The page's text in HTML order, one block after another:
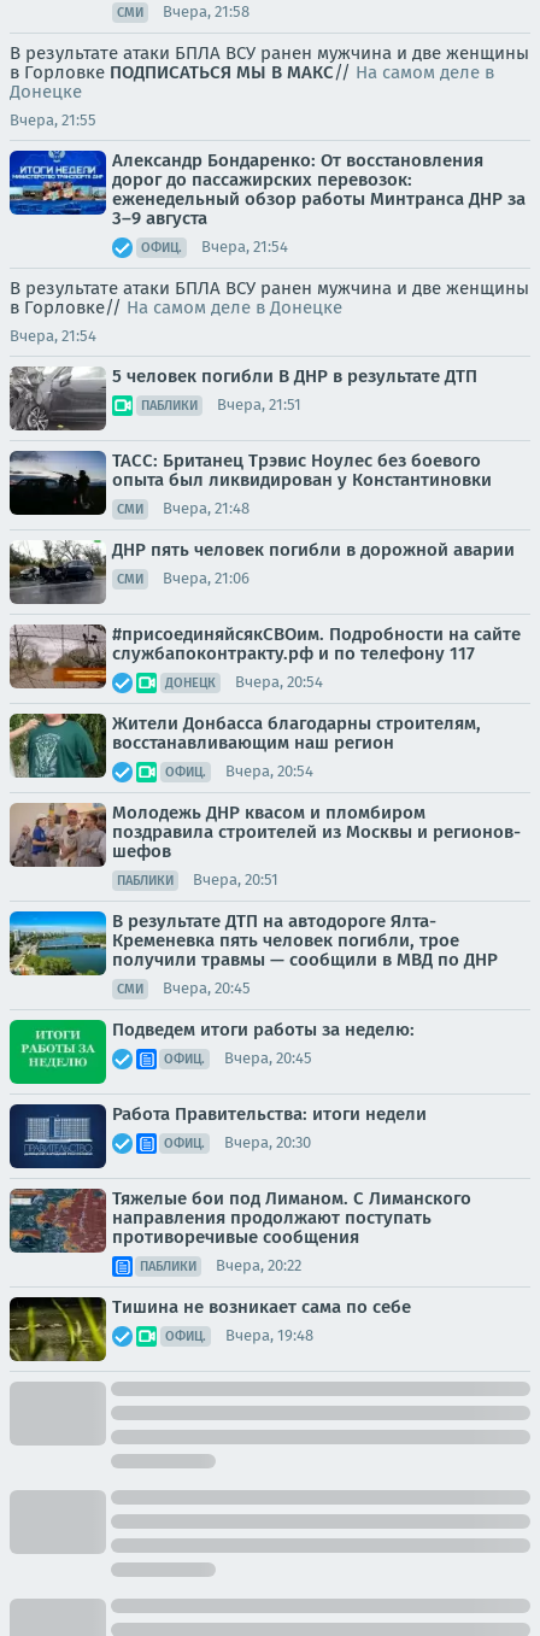
СМИ Вчера, 21:58
В результате атаки БПЛА ВСУ ранен мужчина и две женщины
в Горловке ПОДПИСАТЬСЯ МЫ В MAКС// На самом деле в
Донецке
Вчера, 21:55
Александр Бондаренко: От восстановления
дорог до пассажирских перевозок:
еженедельный обзор работы Минтранса ДНР за
3–9 августа
ОФИЦ. Вчера, 21:54
В результате атаки БПЛА ВСУ ранен мужчина и две женщины
в Горловке// На самом деле в Донецке
Вчера, 21:54
5 человек погибли В ДНР в результате ДТП
ПАБЛИКИ Вчера, 21:51
ТАСС: Британец Трэвис Ноулес без боевого
опыта был ликвидирован у Константиновки
СМИ Вчера, 21:48
ДНР пять человек погибли в дорожной аварии
СМИ Вчера, 21:06
#присоединяйсякСВОим. Подробности на сайте
службапоконтракту.рф и по телефону 117
ДОНЕЦК Вчера, 20:54
Жители Донбасса благодарны строителям,
восстанавливающим наш регион
ОФИЦ. Вчера, 20:54
Молодежь ДНР квасом и пломбиром
поздравила строителей из Москвы и регионов-
шефов
ПАБЛИКИ Вчера, 20:51
В результате ДТП на автодороге Ялта-
Кременевка пять человек погибли, трое
получили травмы — сообщили в МВД по ДНР
СМИ Вчера, 20:45
Подведем итоги работы за неделю:
ОФИЦ. Вчера, 20:45
Работа Правительства: итоги недели
ОФИЦ. Вчера, 20:30
Тяжелые бои под Лиманом. С Лиманского
направления продолжают поступать
противоречивые сообщения
ПАБЛИКИ Вчера, 20:22
Тишина не возникает сама по себе
ОФИЦ. Вчера, 19:48